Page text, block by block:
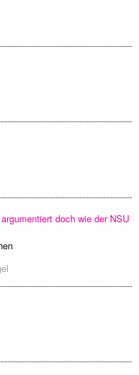
doch wie der NSU